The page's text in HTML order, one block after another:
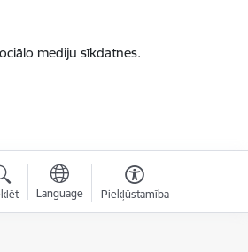
mediju sīkdatnes.
Language Piekļūstamība